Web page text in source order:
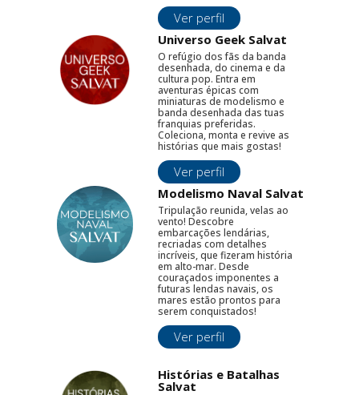
Ver perfil
Universo Geek Salvat
O refúgio dos fãs da banda
desenhada, do cinema e da
cultura pop. Entra em
aventuras épicas com
miniaturas de modelismo e
banda desenhada das tuas
franquias preferidas.
Coleciona, monta e revive as
histórias que mais gostas!
Ver perfil
Modelismo Naval Salvat
Tripulação reunida, velas ao
vento! Descobre
embarcações lendárias,
recriadas com detalhes
incríveis, que fizeram história
em alto-mar. Desde
couraçados imponentes a
futuras lendas navais, os
mares estão prontos para
serem conquistados!
Ver perfil
Histórias e Batalhas
Salvat